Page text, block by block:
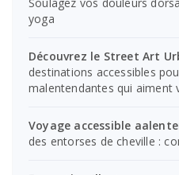
yoga
Découvrez le Street Art
destinations accessibles
malentendantes qui aiment
Voyage accessible
des entorses de cheville :